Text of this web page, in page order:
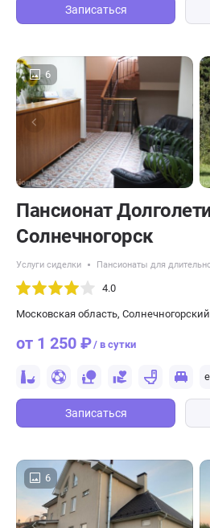
Записаться
6
Пансионат
Солнечногорск
Услуги сиделки Пансионаты для
4.0
Московская область,
от 1 250 ₽/ в сутки
Записаться
6